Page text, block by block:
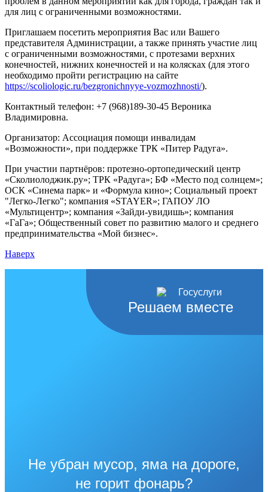
для лиц с ограниченными возможностями.
Приглашаем посетить мероприятия Вас или Вашего
представителя Администрации, а также принять участие лиц
с ограниченными возможностями, с протезами верхних
конечностей, нижних конечностей и на колясках (для этого
необходимо пройти регистрацию на сайте
https://scoliologic.ru/bezgronichnyye-vozmozhnosti/).
Контактный телефон: +7 (968)189-30-45 Вероника
Владимировна.
Организатор: Ассоциация помощи инвалидам
«Возможности», при поддержке ТРК «Питер Радуга».
При участии партнёров: протезно-ортопедический центр
«Сколиолоджик.ру»; ТРК «Радуга»; БФ «Место под солнцем»;
ОСК «Синема парк» и «Формула кино»; Социальный проект
"Легко-Легко"; компания «STAYER»; ГАПОУ ЛО
«Мультицентр»; компания «Зайди-увидишь»; компания
«ГаГа»; Общественный совет по развитию малого и среднего
предпринимательства «Мой бизнес».
Наверх
Решаем вместе
Не убран мусор, яма на дороге,
не горит фонарь?